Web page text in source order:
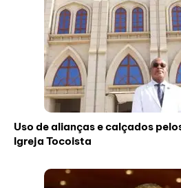
Uso de alianças e calçados
Igreja Tocoista